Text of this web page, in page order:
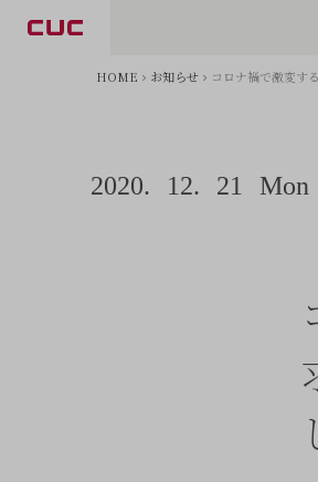
HOME お知らせ コロナ禍で激変す
2020. 12. 21 Mon